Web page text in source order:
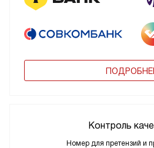
Контроль
Номер для претензий и